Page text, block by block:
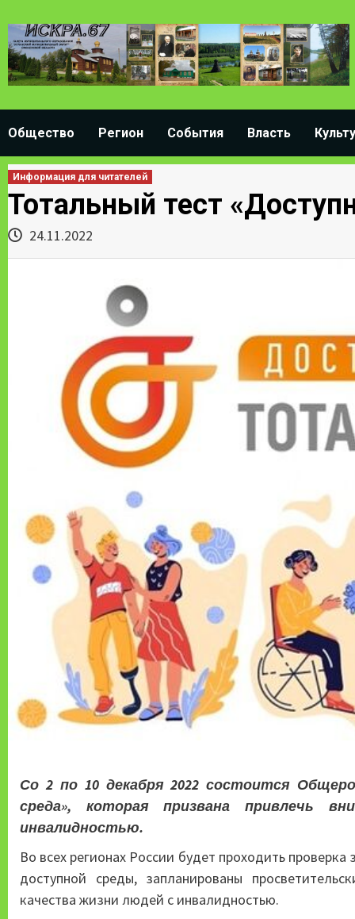
to
content
Общество Регион События Власть
Информация для читателей
Тотальный тест
24.11.2022
Со 2 по 10 декабря 2022 состоится
среда», которая призвана привлечь
инвалидностью.
Во всех регионах России будет проходить
доступной среды, запланированы
качества жизни людей с инвалидностью.